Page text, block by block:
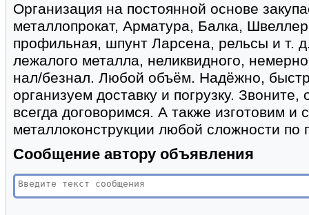
Организация на постоянной основе
металлопрокат, Арматура, Балка,
профильная, шпунт Ларсена, рельсы и т.
лежалого металла, неликвидного,
нал/безнал. Любой объём. Надёжно,
организуем доставку и погрузку.
всегда договоримся. А также изготовим и
металлоконструкции любой сложности
Сообщение автору объявления